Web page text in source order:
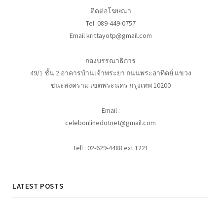
ติดต่อโฆษณา
Tel. 089-449-0757
Email krittayotp@gmail.com
กองบรรณาธิการ
49/1 ชั้น 2 อาคารบ้านเจ้าพระยา ถนนพระอาทิตย์ แขวง
ชนะสงคราม เขตพระนคร กรุงเทพ 10200
Email :
celebonlinedotnet@gmail.com
Tell : 02-629-4488 ext 1221
LATEST POSTS